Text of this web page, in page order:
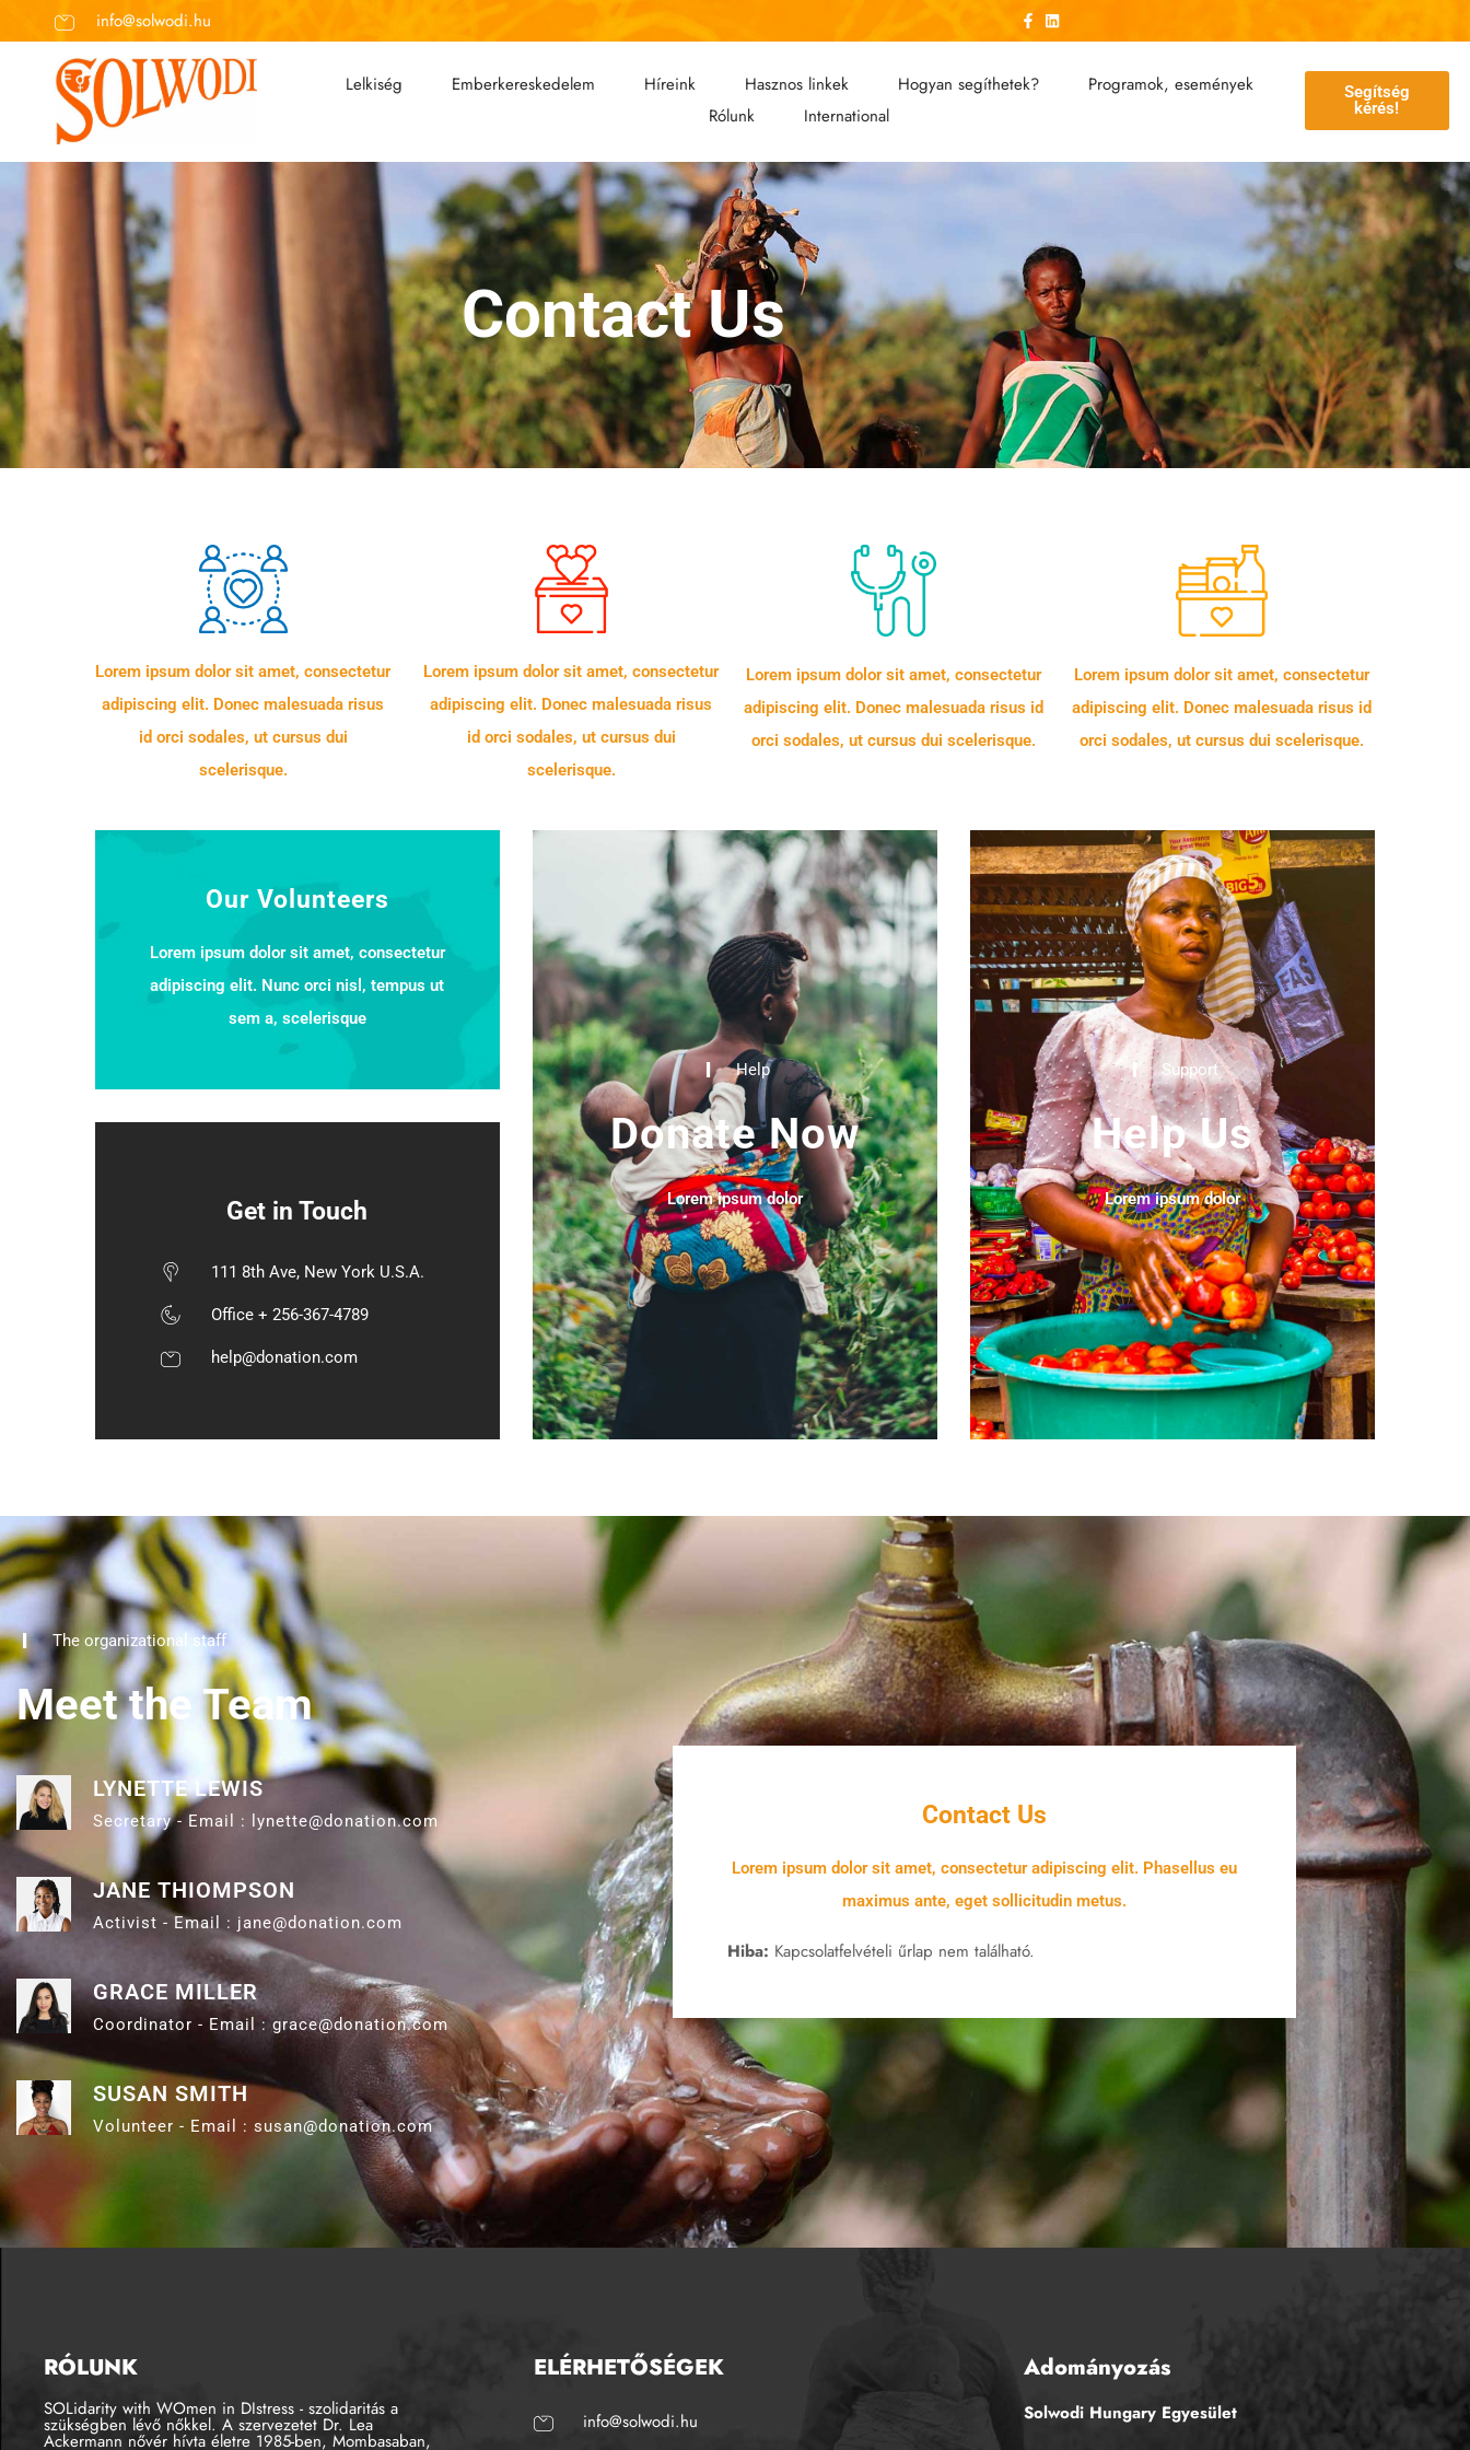
info@solwodi.hu
Lelkiség Emberkereskedelem Híreink Hasznos linkek Hogyan segíthetek?
Programok, események
Rólunk
International
Segítség
kérés!
Contact Us
Lorem ipsum dolor sit amet, consectetur
adipiscing elit. Donec malesuada risus
id orci sodales, ut cursus dui
scelerisque.
Lorem ipsum dolor sit amet, consectetur
adipiscing elit. Donec malesuada risus
id orci sodales, ut cursus dui
scelerisque.
Lorem ipsum dolor sit amet, consectetur
adipiscing elit. Donec malesuada risus id
orci sodales, ut cursus dui scelerisque.
Lorem ipsum dolor sit amet, consectetur
adipiscing elit. Donec malesuada risus id
orci sodales, ut cursus dui scelerisque.
Our Volunteers
Lorem ipsum dolor sit amet, consectetur
adipiscing elit. Nunc orci nisl, tempus ut
sem a, scelerisque
Get in Touch
111 8th Ave, New York U.S.A.
Office + 256-367-4789
help@donation.com
Help
Donate Now
Lorem ipsum dolor
Support
Help Us
Lorem ipsum dolor
The organizational staff
Meet the Team
LYNETTE LEWIS
Secretary - Email : lynette@donation.com
JANE THIOMPSON
Activist - Email : jane@donation.com
GRACE MILLER
Coordinator - Email : grace@donation.com
SUSAN SMITH
Volunteer - Email : susan@donation.com
Contact Us
Lorem ipsum dolor sit amet, consectetur adipiscing elit. Phasellus eu
maximus ante, eget sollicitudin metus.
Hiba: Kapcsolatfelvételi űrlap nem található.
RÓLUNK
SOLidarity with WOmen in DIstress - szolidaritás a
szükségben lévő nőkkel. A szervezetet Dr. Lea
Ackermann nővér hívta életre 1985-ben, Mombasaban,
ELÉRHETŐSÉGEK
info@solwodi.hu
Adományozás
Solwodi Hungary Egyesület